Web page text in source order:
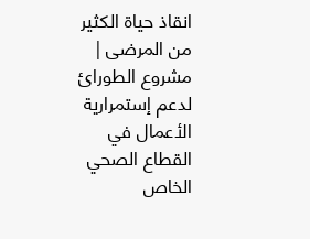
انقاذ حياة الكثير
من المرضى |
مشروع الطورائ
لدعم إستمرارية
الأعمال في
القطاع الصحي
الخاص